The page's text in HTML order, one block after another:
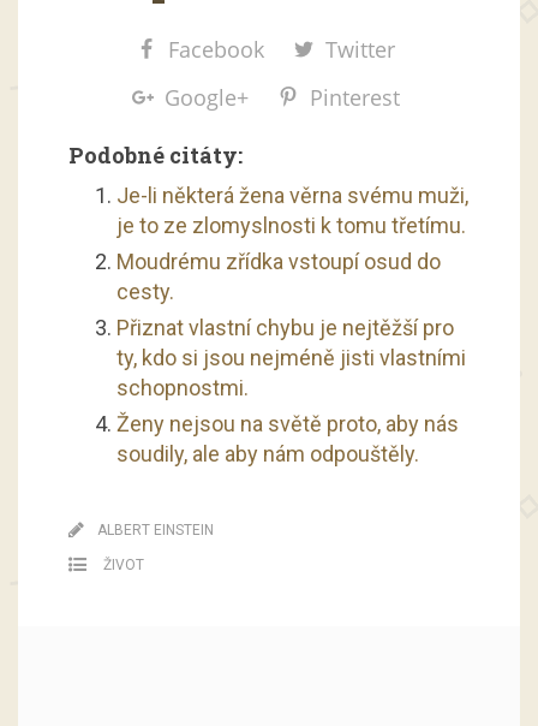
Facebook
Twitter
Google+
Pinterest
Podobné citáty:
Je-li některá žena věrna svému muži,
je to ze zlomyslnosti k tomu třetímu.
Moudrému zřídka vstoupí osud do
cesty.
Přiznat vlastní chybu je nejtěžší pro
ty, kdo si jsou nejméně jisti vlastními
schopnostmi.
Ženy nejsou na světě proto, aby nás
soudily, ale aby nám odpouštěly.
ALBERT EINSTEIN
ŽIVOT